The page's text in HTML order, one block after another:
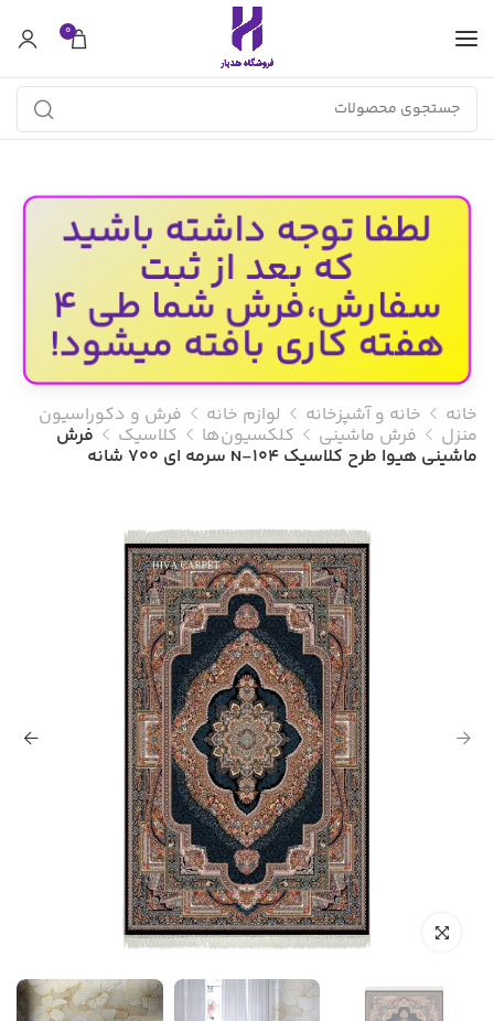
0
لطفا توجه داشته باشید
که بعد از ثبت
سفارش،فرش شما طی 4
هفته کاری بافته میشود!
خانه خانه و آشپزخانه لوازم خانه فرش و دکوراسیون
منزل فرش ماشینی کلکسیون‌ها کلاسیک فرش
ماشینی هیوا طرح کلاسیک N-104 سرمه ای ۷۰۰ شانه